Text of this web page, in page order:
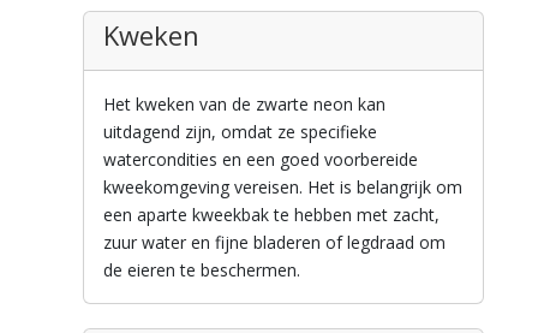
Kweken
Het kweken van de zwarte neon kan
uitdagend zijn, omdat ze specifieke
watercondities en een goed voorbereide
kweekomgeving vereisen. Het is belangrijk om
een aparte kweekbak te hebben met zacht,
zuur water en fijne bladeren of legdraad om
de eieren te beschermen.